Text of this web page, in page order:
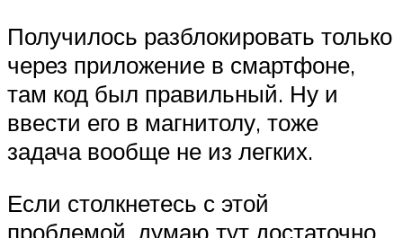
Получилось разблокировать только
через приложение в смартфоне,
там код был правильный. Ну и
ввести его в магнитолу, тоже
задача вообще не из легких.
Если столкнетесь с этой
проблемой, думаю тут достаточно